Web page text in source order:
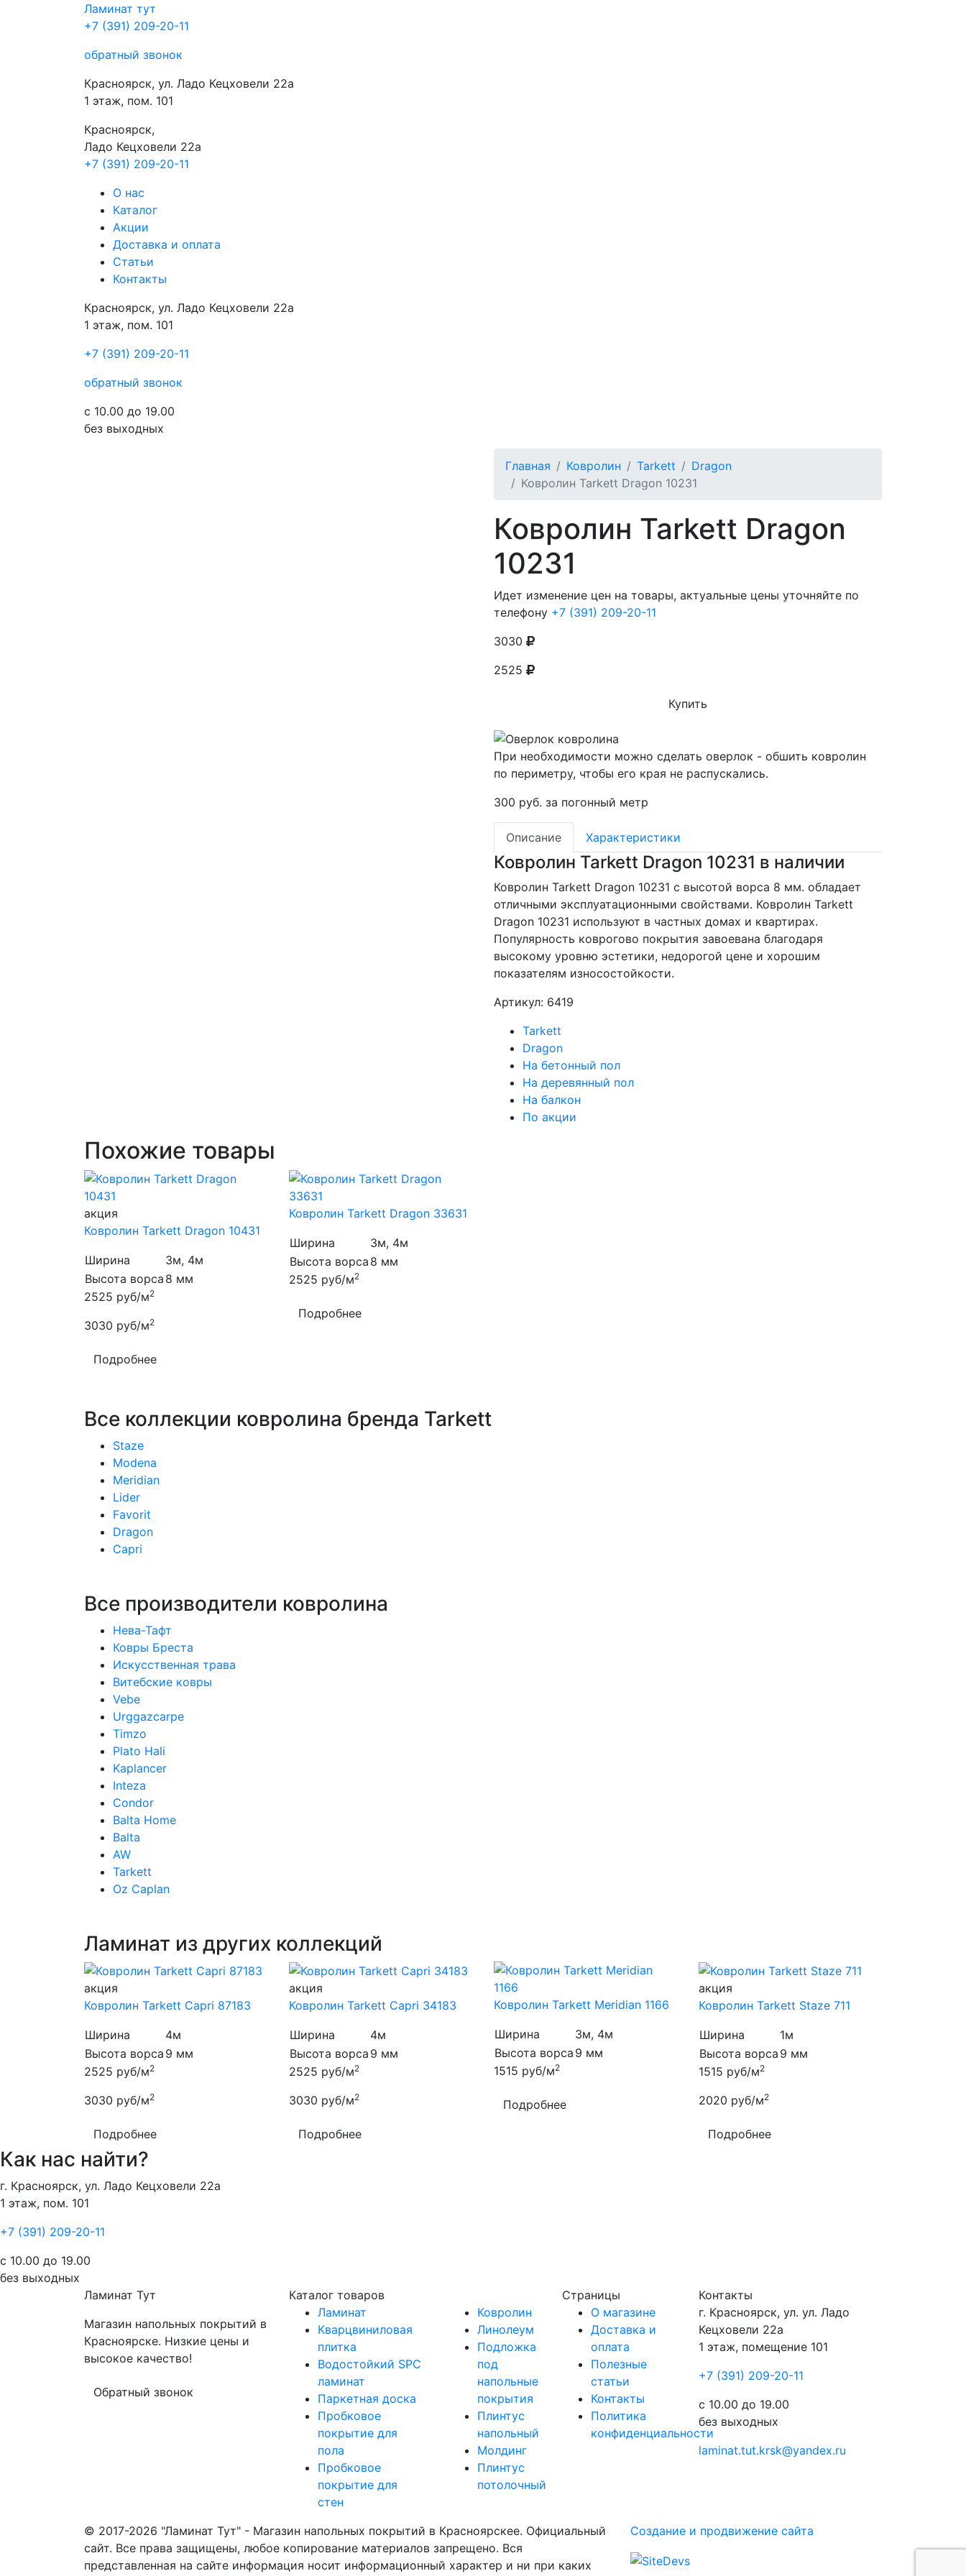
Ламинат тут
+7 (391) 209-20-11
обратный звонок
Красноярск, ул. Ладо Кецховели 22а
1 этаж, пом. 101
Красноярск,
Ладо Кецховели 22a
+7 (391) 209-20-11
О нас
Каталог
Акции
Доставка и оплата
Cтатьи
Контакты
Красноярск, ул. Ладо Кецховели 22а
1 этаж, пом. 101
+7 (391) 209-20-11
обратный звонок
с 10.00 до 19.00
без выходных
Главная Ковролин Tarkett
Dragon
Ковролин Tarkett Dragon 10231
Ковролин Tarkett Dragon
10231
Идет изменение цен на товары, актуальные цены уточняйте по
телефону +7 (391) 209-20-11
3030
2525
Купить
При необходимости можно сделать оверлок - обшить ковролин
по периметру, чтобы его края не распускались.
300 руб. за погонный метр
Описание Характеристики
Ковролин Tarkett Dragon 10231 в наличии
Ковролин Tarkett Dragon 10231 с высотой ворса 8 мм. обладает
отличными эксплуатационными свойствами. Ковролин Tarkett
Dragon 10231 используют в частных домах и квартирах.
Популярность коврогово покрытия завоевана благодаря
высокому уровню эстетики, недорогой цене и хорошим
показателям износостойкости.
Артикул: 6419
Tarkett
Dragon
На бетонный пол
На деревянный пол
На балкон
По акции
Похожие товары
акция
Ковролин Tarkett Dragon 10431
Ширина
3м, 4м
Высота ворса 8 мм
2525 руб/м2
3030 руб/м2
Подробнее
Ковролин Tarkett Dragon 33631
Ширина
3м, 4м
Высота ворса 8 мм
2525 руб/м2
Подробнее
Все коллекции ковролина бренда Tarkett
Staze
Modena
Meridian
Lider
Favorit
Dragon
Capri
Все производители ковролина
Нева-Тафт
Ковры Бреста
Искусственная трава
Витебские ковры
Vebe
Urggazcarpe
Timzo
Plato Hali
Kaplancer
Inteza
Condor
Balta Home
Balta
AW
Tarkett
Oz Caplan
Ламинат из других коллекций
акция
Ковролин Tarkett Capri 87183
Ширина
4м
Высота ворса 9 мм
2525 руб/м2
3030 руб/м2
Подробнее
акция
Ковролин Tarkett Capri 34183
Ширина
4м
Высота ворса 9 мм
2525 руб/м2
3030 руб/м2
Подробнее
Ковролин Tarkett Meridian 1166
Ширина
3м, 4м
Высота ворса 9 мм
1515 руб/м2
Подробнее
акция
Ковролин Tarkett Staze 711
Ширина
1м
Высота ворса 9 мм
1515 руб/м2
2020 руб/м2
Подробнее
Как нас найти?
г. Красноярск, ул. Ладо Кецховели 22а
1 этаж, пом. 101
+7 (391) 209-20-11
с 10.00 до 19.00
без выходных
Ламинат Тут
Магазин напольных покрытий в
Красноярске. Низкие цены и
высокое качество!
Обратный звонок
Каталог товаров
Ламинат
Кварцвиниловая
плитка
Водостойкий SPC
ламинат
Паркетная доска
Пробковое
покрытие для
пола
Пробковое
покрытие для
стен
Ковролин
Линолеум
Подложка
под
напольные
покрытия
Плинтус
напольный
Молдинг
Плинтус
потолочный
Страницы
О магазине
Доставка и
оплата
Полезные
статьи
Контакты
Политика
конфиденциальности
Контакты
г. Красноярск, ул. ул. Ладо
Кецховели 22а
1 этаж, помещение 101
+7 (391) 209-20-11
с 10.00 до 19.00
без выходных
laminat.tut.krsk@yandex.ru
© 2017-2026 "Ламинат Тут" - Магазин напольных покрытий в Красноярскее. Официальный
сайт. Все права защищены, любое копирование материалов запрещено. Вся
представленная на сайте информация носит информационный характер и ни при каких
Создание и продвижение сайта